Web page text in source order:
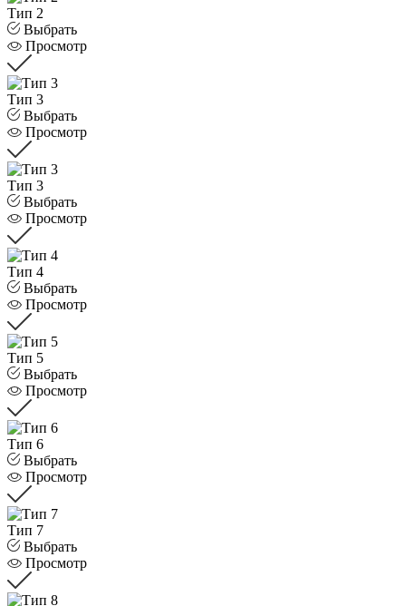
Тип 2
Выбрать
Просмотр
Тип 3
Выбрать
Просмотр
Тип 3
Выбрать
Просмотр
Тип 4
Выбрать
Просмотр
Тип 5
Выбрать
Просмотр
Тип 6
Выбрать
Просмотр
Тип 7
Выбрать
Просмотр